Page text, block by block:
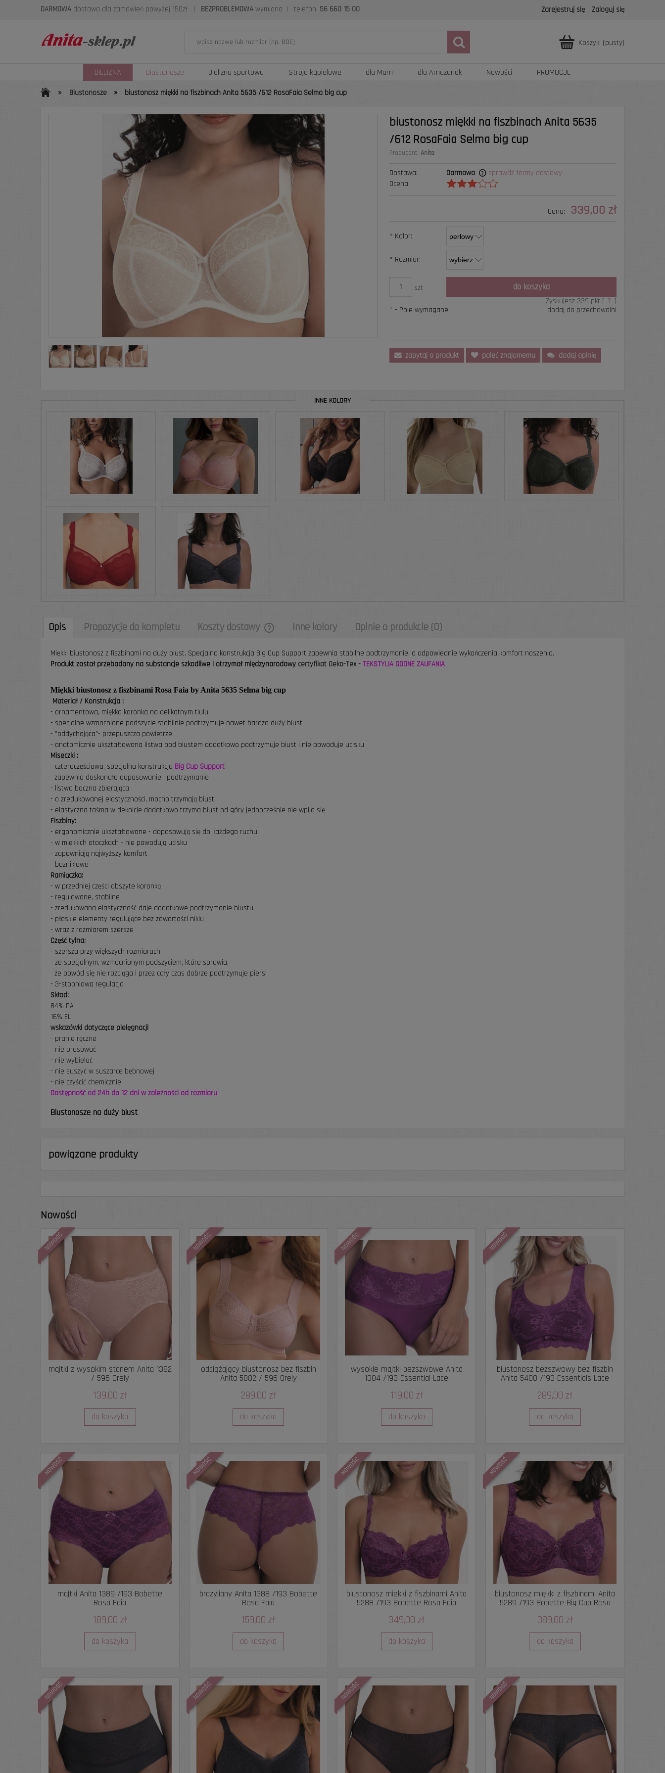
DARMOWA dostawa dla zamówień powyżej 150zł | BEZPROBLEMOWA wymiana | telefon: 56 660 15 00 Zarejestruj się Zaloguj się
Koszyk: (pusty)
BIELIZNA Biustonosze Bielizna sportowa Stroje kąpielowe dla Mam dla Amazonek Nowości PROMOCJE
» Biustonosze » biustonosz miękki na fiszbinach Anita 5635 /612 RosaFaia Selma big cup
biustonosz miękki na fiszbinach Anita 5635
/612 RosaFaia Selma big cup
Producent: Anita
Dostawa: Darmowa
sprawdź formy dostawy
Ocena:
Cena: 339,00 zł
* Kolor:
* Rozmiar:
szt do koszyka
Zyskujesz 339 pkt [ ? ]
dodaj do przechowalni
* - Pole wymagane
zapytaj o produkt poleć znajomemu dodaj opinię
INNE KOLORY
Opis Propozycje do kompletu Koszty dostawy
Cena nie zawiera ewentualnych kosztów
płatności
Inne kolory Opinie o produkcie (0)
Miękki biustonosz z fiszbinami na duży biust. Specjalna konstrukcja Big Cup Support zapewnia stabilne podtrzymanie, a odpowiednie wykończenia komfort noszenia.
Produkt został przebadany na substancje szkodliwe i otrzymał międzynarodowy certyfikat Oeko-Tex- TEKSTYLIA GODNE ZAUFANIA
Miękki biustonosz z fiszbinami Rosa Faia by Anita 5635 Selma big cup
Materiał / Konstrukcja :
- ornamentowa, miękka koronka na delikatnym tiulu
- specjalne wzmocnione podszycie stabilnie podtrzymuje nawet bardzo duży biust
- "oddychająca"- przepuszcza powietrze
- anatomicznie ukształtowana listwa pod biustem dodatkowo podtrzymuje biust i nie powoduje ucisku
Miseczki :
- czteroczęściowa, specjalna konstrukcja Big Cup Support
zapewnia doskonałe dopasowanie i podtrzymanie
- listwa boczna zbierająca
- o zredukowanej elastyczności, mocno trzymają biust
- elastyczna taśma w dekolcie dodatkowo trzyma biust od góry jednocześnie nie wpija się
Fiszbiny:
- ergonomicznie ukształtowane - dopasowują się do każdego ruchu
- w miękkich otoczkach - nie powodują ucisku
- zapewniają najwyższy komfort
- bezniklowe
Ramiączka:
- w przedniej części obszyte koronką
- regulowane, stabilne
- zredukowana elastyczność daje dodatkowe podtrzymanie biustu
- płaskie elementy regulujące bez zawartości niklu
- wraz z rozmiarem szersze
Część tylna:
- szersza przy większych rozmiarach
- ze specjalnym, wzmocnionym podszyciem, które sprawia,
że obwód się nie rozciąga i przez cały czas dobrze podtrzymuje piersi
- 3-stopniowa regulacja
Skład:
84% PA
16% EL
wskazówki dotyczące pielęgnacji
- pranie ręczne
- nie prasować
- nie wybielać
- nie suszyć w suszarce bębnowej
- nie czyścić chemicznie
Dostępność od 24h do 12 dni w zależności od rozmiaru
Biustonosze na duży biust
powiązane produkty
Nowości
majtki z wysokim stanem Anita 1382
/ 596 Orely
139,00 zł
do koszyka
NOWOŚĆ
odciążający biustonosz bez fiszbin
Anita 5882 / 596 Orely
289,00 zł
do koszyka
NOWOŚĆ
wysokie majtki bezszwowe Anita
1304 /193 Essential Lace
119,00 zł
do koszyka
NOWOŚĆ
biustonosz bezszwowy bez fiszbin
Anita 5400 /193 Essentials Lace
289,00 zł
do koszyka
NOWOŚĆ
majtki Anita 1389 /193 Bobette
Rosa Faia
189,00 zł
do koszyka
NOWOŚĆ
brazyliany Anita 1388 /193 Bobette
Rosa Faia
159,00 zł
do koszyka
NOWOŚĆ
biustonosz miękki z fiszbinami Anita
5288 /193 Bobette Rosa Faia
349,00 zł
do koszyka
NOWOŚĆ
biustonosz miękki z fiszbinami Anita
5289 /193 Bobette Big Cup Rosa
389,00 zł
do koszyka
NOWOŚĆ
NOWOŚĆ NOWOŚĆ NOWOŚĆ NOWOŚĆ